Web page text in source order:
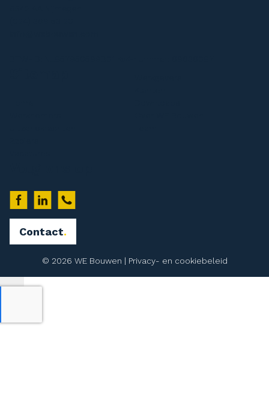
Contact
© 2026 WE Bouwen | Privacy- en cookiebeleid